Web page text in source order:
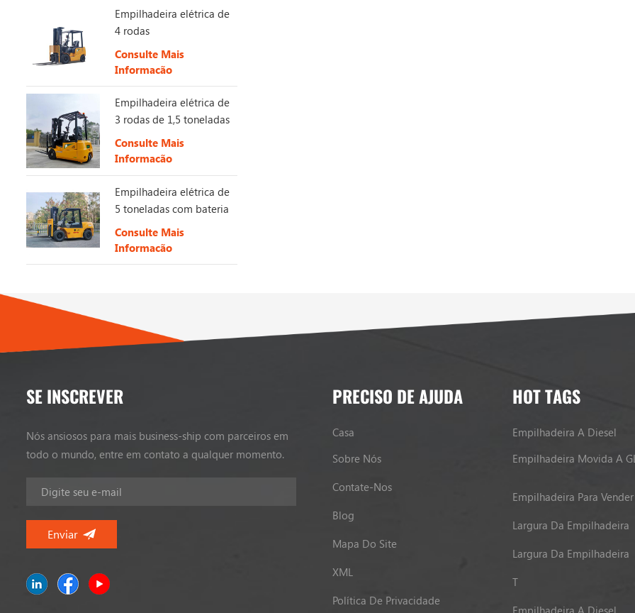
Empilhadeira elétrica de
4 rodas
Consulte Mais
Informação
Empilhadeira elétrica de
3 rodas de 1,5 toneladas
Consulte Mais
Informação
Empilhadeira elétrica de
5 toneladas com bateria
de longa duração de
153V 230Ah.
Consulte Mais
Informação
SE INSCREVER
Nós ansiosos para mais business-ship com parceiros em
todo o mundo, entre em contato a qualquer momento.
PRECISO DE AJUDA
Casa
Sobre Nós
Contate-Nos
Blog
Mapa Do Site
XML
Política De Privacidade
HOT TAGS
Empilhadeira A Diesel
Empilhadeira Movida A
Empilhadeira Para Vender
Largura Da Empilhadeira
Largura Da Empilhadeira
T